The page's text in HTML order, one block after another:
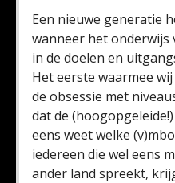
Een nieuwe generatie
wanneer het
in de doelen en
Het eerste waarmee
de obsessie met
dat de
eens weet welke
iedereen die wel eens
ander land spreekt,